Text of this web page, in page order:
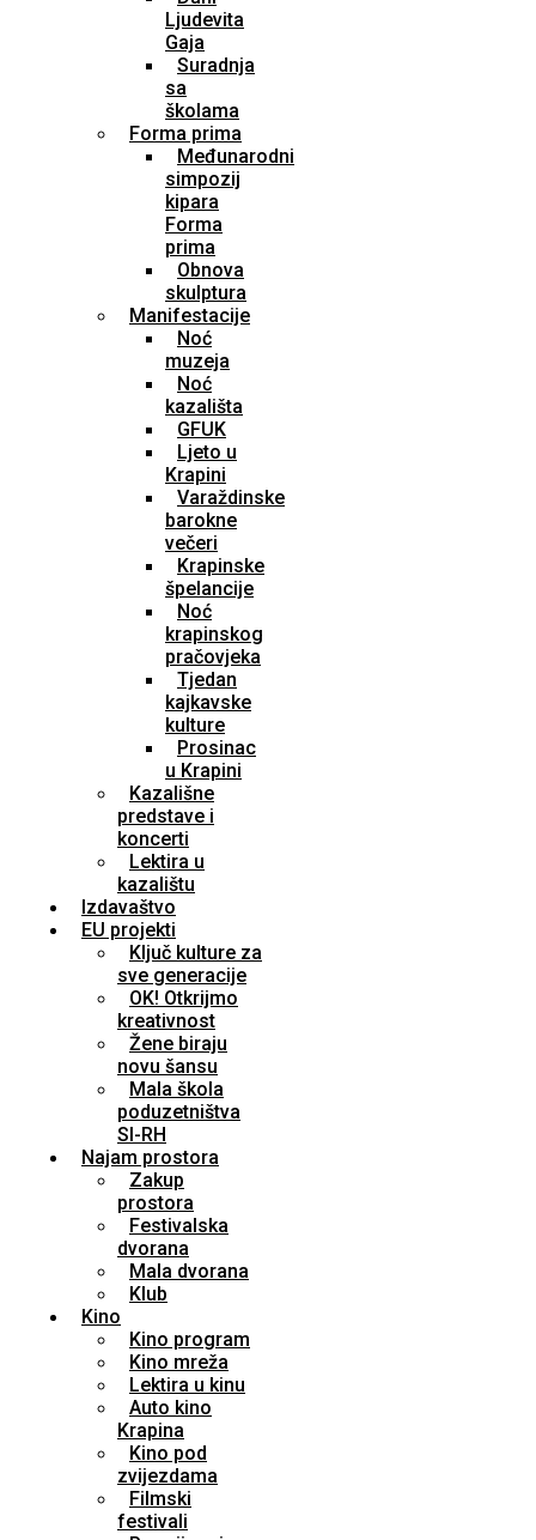
Ljudevita
Gaja
Suradnja
sa
školama
Forma prima
Međunarodni
simpozij
kipara
Forma
prima
Obnova
skulptura
Manifestacije
Noć
muzeja
Noć
kazališta
GFUK
Ljeto u
Krapini
Varaždinske
barokne
večeri
Krapinske
špelancije
Noć
krapinskog
pračovjeka
Tjedan
kajkavske
kulture
Prosinac
u Krapini
Kazališne
predstave i
koncerti
Lektira u
kazalištu
Izdavaštvo
EU projekti
Ključ kulture za
sve generacije
OK! Otkrijmo
kreativnost
Žene biraju
novu šansu
Mala škola
poduzetništva
SI-RH
Najam prostora
Zakup
prostora
Festivalska
dvorana
Mala dvorana
Klub
Kino
Kino program
Kino mreža
Lektira u kinu
Auto kino
Krapina
Kino pod
zvijezdama
Filmski
festivali